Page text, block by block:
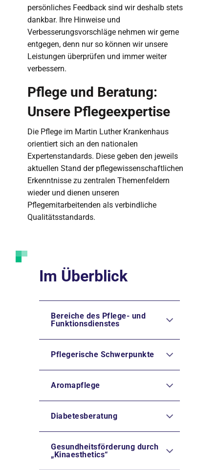
persönliches Feedback sind wir deshalb stets
dankbar. Ihre Hinweise und
Verbesserungsvorschläge nehmen wir gerne
entgegen, denn nur so können wir unsere
Leistungen überprüfen und immer weiter
verbessern.
Pflege und Beratung:
Unsere Pflegeexpertise
Die Pflege im Martin Luther Krankenhaus
orientiert sich an den nationalen
Expertenstandards. Diese geben den jeweils
aktuellen Stand der pflegewissenschaftlichen
Erkenntnisse zu zentralen Themenfeldern
wieder und dienen unseren
Pflegemitarbeitenden als verbindliche
Qualitätsstandards.
Im Überblick
Bereiche des Pflege- und
Funktionsdienstes
Pflegerische Schwerpunkte
Aromapflege
Diabetesberatung
Gesundheitsförderung durch
„Kinaesthetics“